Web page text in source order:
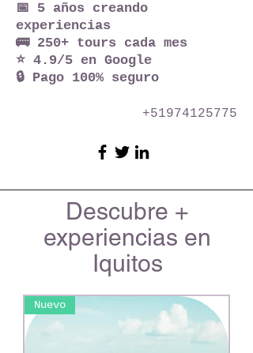
📅 5 años creando
experiencias
🚌 250+ tours cada mes
⭐ 4.9/5 en Google
🔒 Pago 100% seguro
+51974125775
Descubre +
experiencias en
Iquitos
Nuevo